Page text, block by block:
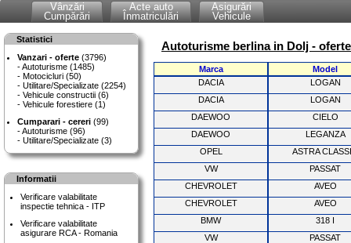
Vânzări
Cumpărări
Acte auto
Înmatriculări
Asigurări
Vehicule
Statistici
Vanzari - oferte (3796)
Autoturisme (1485)
Motocicluri (50)
Utilitare/Specializate (2254)
Vehicule constructii (6)
Vehicule forestiere (1)
Cumparari - cereri (99)
Autoturisme (96)
Utilitare/Specializate (3)
Informatii
Verificare valabilitate
inspectie tehnica - ITP
Verificare valabilitate
asigurare RCA - Romania
Autoturisme berlina in Dolj -
Marca
Model
DACIA
LOGAN
DACIA
LOGAN
DAEWOO
CIELO
DAEWOO
LEGANZA
OPEL
ASTRA
VW
PASSAT
CHEVROLET
AVEO
CHEVROLET
AVEO
BMW
318 I
VW
PASSAT